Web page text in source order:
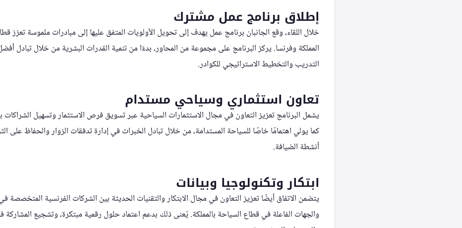
إطلاق برنامج عمل مشترك
خلال اللقاء، وقع الجانبان برنامج عمل يهدف إلى تحويل الأولويات المتفق عليها إلى مبادرات ملموسة تعزز
المملكة وفرنسا. يركز البرنامج على مجموعة من المحاور، بدءًا من تنمية القدرات البشرية من خلال تبادل
التدريب والتخطيط الاستراتيجي للكوادر.
تعاون استثماري وسياحي مستدام
يشمل البرنامج تعزيز التعاون في مجال الاستثمارات السياحية عبر تسويق فرص الاستثمار وتسهيل الشراكات
كما يولي اهتمامًا خاصًا للسياحة المستدامة، من خلال تبادل الخبرات في إدارة تدفقات الزوار والحفاظ على
أنشطة الضيافة.
ابتكار وتكنولوجيا وبيانات
يتضمن الاتفاق أيضًا تعزيز التعاون في مجال الابتكار والتقنيات الحديثة بين الشركات الفرنسية المتخصصة
والجهات الفاعلة في قطاع السياحة بالمملكة. يُعنى ذلك بدعم اعتماد حلول رقمية مبتكرة، وتشجيع المشاركة